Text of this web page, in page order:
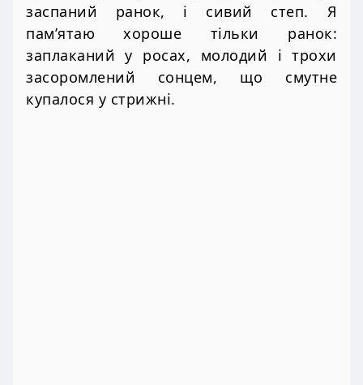
заспаний ранок, і сивий степ. Я
пам’ятаю хороше тільки ранок:
заплаканий у росах, молодий і трохи
засоромлений сонцем, що смутне
купалося у стрижні.